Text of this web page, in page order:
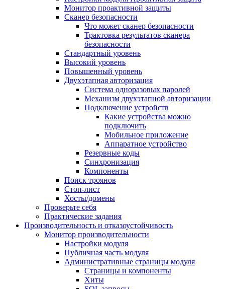
Монитор проактивной защиты
Сканер безопасности
Что может сканер безопасности
Трактовка результатов сканера
безопасности
Стандартный уровень
Высокий уровень
Повышенный уровень
Двухэтапная авторизация
Система одноразовых паролей
Механизм двухэтапной авторизации
Подключение устройств
Какие устройства можно
подключить
Мобильное приложение
Аппаратное устройство
Резервные коды
Синхронизация
Компоненты
Поиск троянов
Стоп-лист
Хосты/домены
Проверьте себя
Практические задания
Производительность и отказоустойчивость
Монитор производительности
Настройки модуля
Публичная часть модуля
Административные страницы модуля
Страницы и компоненты
Хиты